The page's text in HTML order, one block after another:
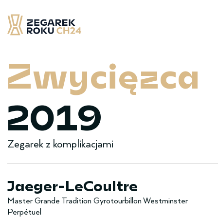
to
content
Zwy­cięzca
2019
Zegarek z komplikacjami
Jaeger-LeCoultre
Master Grande Tradition Gyrotourbillon Westminster
Perpétuel